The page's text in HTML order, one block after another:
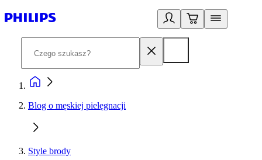
Blog o męskiej pielęgnacji
Style brody